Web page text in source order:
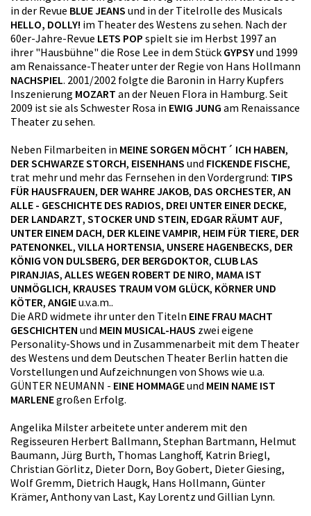
in der Revue BLUE JEANS und in der Titelrolle des Musicals
HELLO, DOLLY! im Theater des Westens zu sehen. Nach der
60er-Jahre-Revue LETS POP spielt sie im Herbst 1997 an
ihrer "Hausbühne" die Rose Lee in dem Stück GYPSYund 1999
am Renaissance-Theater unter der Regie von Hans Hollmann
NACHSPIEL. 2001/2002 folgte die Baronin in Harry Kupfers
Inszenierung MOZART an der Neuen Flora in Hamburg. Seit
2009 ist sie als Schwester Rosa in EWIG JUNG am Renaissance
Theater zu sehen.
Neben Filmarbeiten in MEINE SORGEN MÖCHT´ ICH HABEN,
DER SCHWARZE STORCH, EISENHANS und FICKENDE FISCHE,
trat mehr und mehr das Fernsehen in den Vordergrund: TIPS
FÜR HAUSFRAUEN, DER WAHRE JAKOB, DAS ORCHESTER, AN
ALLE - GESCHICHTE DES RADIOS, DREI UNTER EINER DECKE,
DER LANDARZT, STOCKER UND STEIN, EDGAR RÄUMT AUF,
UNTER EINEM DACH, DER KLEINE VAMPIR, HEIM FÜR TIERE, DER
PATENONKEL, VILLA HORTENSIA, UNSERE HAGENBECKS, DER
KÖNIG VON DULSBERG, DER BERGDOKTOR, CLUB LAS
PIRANJIAS, ALLES WEGEN ROBERT DE NIRO, MAMA IST
UNMÖGLICH, KRAUSES TRAUM VOM GLÜCK, KÖRNER UND
KÖTER, ANGIEu.v.a.m..
Die ARD widmete ihr unter den Titeln EINE FRAU MACHT
GESCHICHTEN und MEIN MUSICAL-HAUS zwei eigene
Personality-Shows und in Zusammenarbeit mit dem Theater
des Westens und dem Deutschen Theater Berlin hatten die
Vorstellungen und Aufzeichnungen von Shows wie u.a.
GÜNTER NEUMANN - EINE HOMMAGEund MEIN NAME IST
MARLENEgroßen Erfolg.
Angelika Milster arbeitete unter anderem mit den
Regisseuren Herbert Ballmann, Stephan Bartmann, Helmut
Baumann, Jürg Burth, Thomas Langhoff, Katrin Briegl,
Christian Görlitz, Dieter Dorn, Boy Gobert, Dieter Giesing,
Wolf Gremm, Dietrich Haugk, Hans Hollmann, Günter
Krämer, Anthony van Last, Kay Lorentz und Gillian Lynn.